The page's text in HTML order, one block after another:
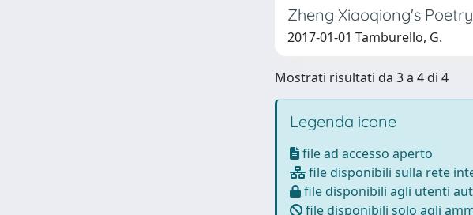
Zheng Xiaoqiong's
2017-01-01 Tamburello, G.
Mostrati risultati da 3 a 4 di 4
Legenda icone
file ad accesso aperto
file disponibili sulla rete
file disponibili agli utenti
file disponibili solo agli